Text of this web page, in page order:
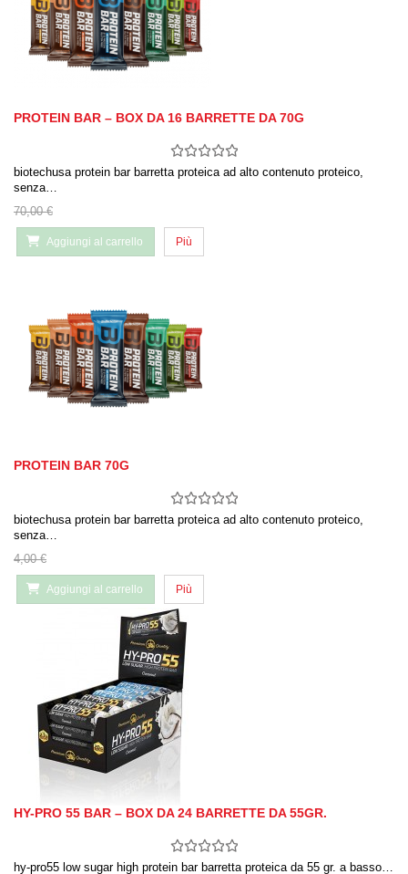
PROTEIN BAR – BOX DA 16 BARRETTE DA 70G
biotechusa protein bar barretta proteica ad alto contenuto proteico,
senza…
70,00 €
Aggiungi al carrello Più
PROTEIN BAR 70G
biotechusa protein bar barretta proteica ad alto contenuto proteico,
senza…
4,00 €
Aggiungi al carrello Più
HY-PRO 55 BAR – BOX DA 24 BARRETTE DA 55GR.
hy-pro55 low sugar high protein bar barretta proteica da 55 gr. a basso…